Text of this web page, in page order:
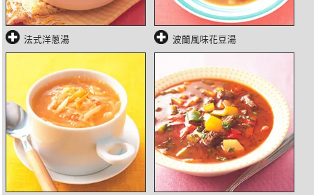
法式洋蔥湯 波蘭風味花豆湯